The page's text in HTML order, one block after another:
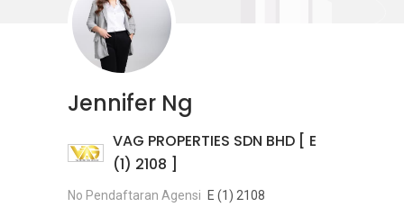
Jennifer Ng
VAG PROPERTIES SDN BHD [ E
(1) 2108 ]
No Pendaftaran Agensi E (1) 2108